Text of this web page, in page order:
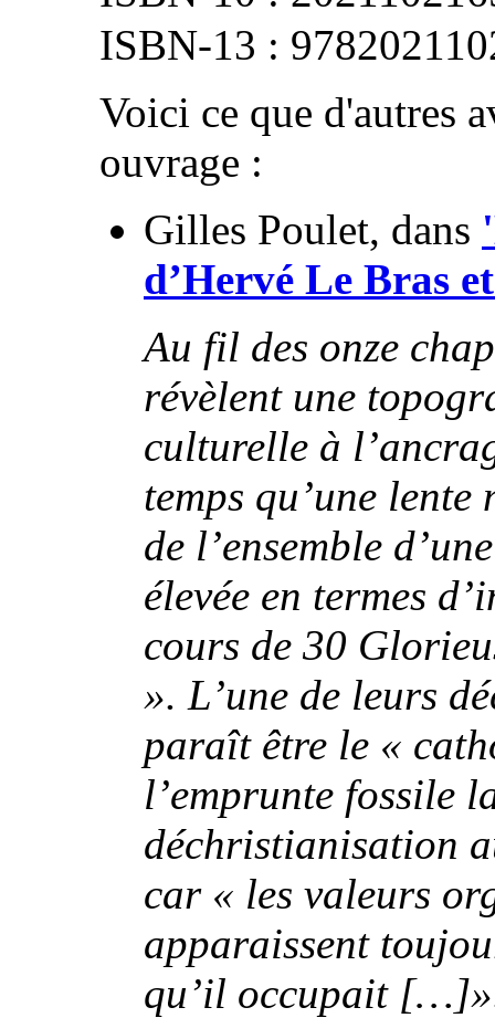
Voici ce que d'autres
ouvrage :
Gilles Poulet, dans
d’Hervé Le Bras
Au fil des onze
révèlent une
culturelle à
temps qu’une
de l’ensemble
élevée en termes
cours de 30
». L’une de leurs
paraît être le «
l’emprunte fossile
déchristianisation
car « les valeurs
apparaissent
qu’il occupait